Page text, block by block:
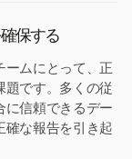
保する
ームにとって、正
題です。多くの従
に信頼できるデー
確な報告を引き起